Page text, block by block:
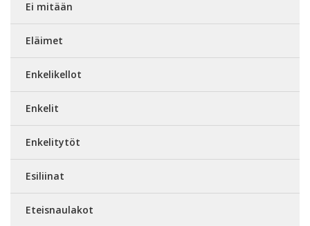
Ei mitään
Eläimet
Enkelikellot
Enkelit
Enkelitytöt
Esiliinat
Eteisnaulakot